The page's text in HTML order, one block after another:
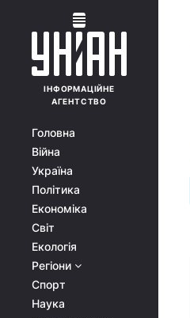
ІНФОРМАЦІЙНЕ
АГЕНТСТВО
Головна
Війна
Україна
Політика
Економіка
Світ
Екологія
Регіони
Спорт
Наука